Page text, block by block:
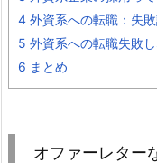
4 外資系への転職：失
5 外資系への転職失敗
6 まとめ
オファーレター